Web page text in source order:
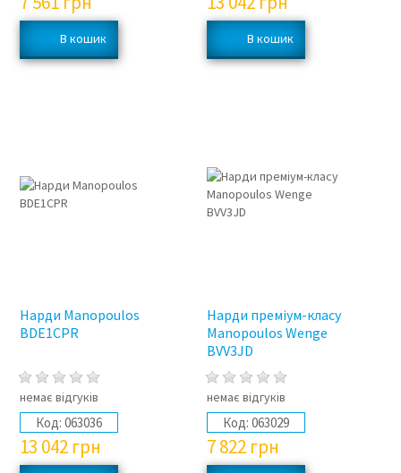
Нарди Manopoulos
BDE1CPR
немає відгуків
Код: 063036
13 042 грн
Нарди преміум-класу
Manopoulos Wenge
BVV3JD
немає відгуків
Код: 063029
7 822 грн